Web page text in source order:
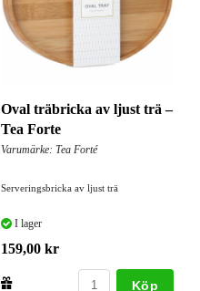
Oval träbricka av ljust trä –
Tea Forte
Varumärke: Tea Forté
Serveringsbricka av ljust trä
I lager
159,00 kr
Köp